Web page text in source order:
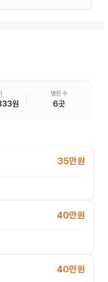
원
병원 수
6곳
35만원
40만원
40만원